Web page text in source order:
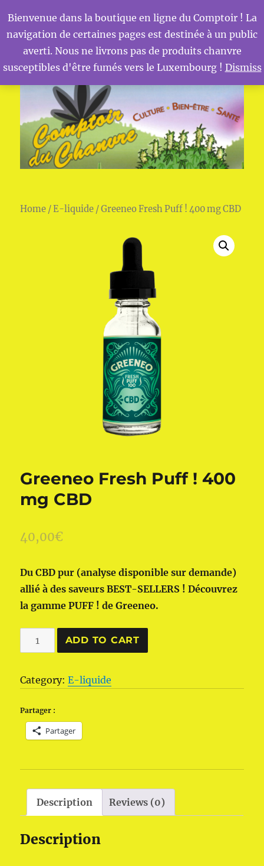
Comptoir du Chanvre
MENU
Home /E-liquide / Greeneo Fresh Puff ! 400 mg CBD
Greeneo Fresh Puff ! 400
mg CBD
40,00€
Du CBD pur (analyse disponible sur demande)
allié à des saveurs BEST-SELLERS ! Découvrez
la gamme PUFF ! de Greeneo.
Greeneo
Fresh
!
CBD
ADD TO CART
Category:E-liquide
Partager :
Partager
Description Reviews (0)
Description
Bienvenue dans la boutique en ligne du Comptoir ! La
navigation de certaines pages est destinée à un public
averti. Nous ne livrons pas de produits chanvre
susceptibles d'être fumés vers le Luxembourg ! Dismiss